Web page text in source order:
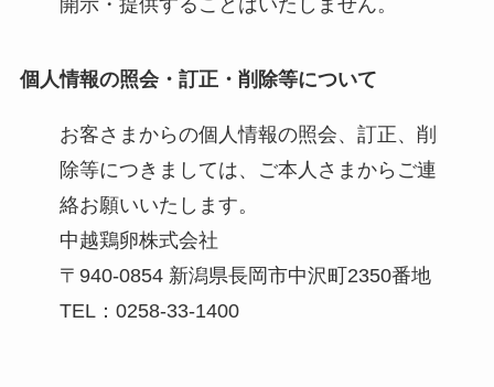
開示・提供することはいたしません。
個人情報の照会・訂正・削除等について
お客さまからの個人情報の照会、訂正、削
除等につきましては、ご本人さまからご連
絡お願いいたします。
中越鶏卵株式会社
〒940-0854 新潟県長岡市中沢町2350番地
TEL：0258-33-1400